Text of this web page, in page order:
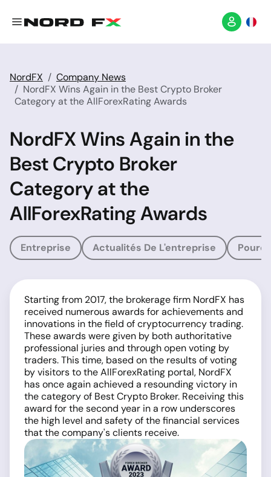
NordFX
Company News
NordFX Wins Again in the Best Crypto Broker
Category at the AllForexRating Awards
NordFX Wins Again in the
Best Crypto Broker
Category at the
AllForexRating Awards
Entreprise Actualités De L'entreprise
Starting from 2017, the brokerage firm NordFX has
received numerous awards for achievements and
innovations in the field of cryptocurrency trading.
These awards were given by both authoritative
professional juries and through open voting by
traders. This time, based on the results of voting
by visitors to the AllForexRating portal, NordFX
has once again achieved a resounding victory in
the category of Best Crypto Broker. Receiving this
award for the second year in a row underscores
the high level and safety of the financial services
that the company's clients receive.